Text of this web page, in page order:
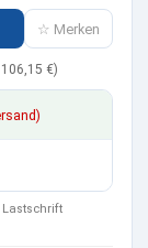
☆ Merken
106,15 €)
Lastschrift